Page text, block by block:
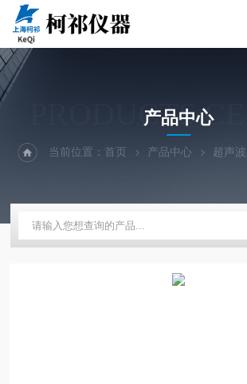
PRODUCTS
产品中心
当前位置：首页 产品中心 超声